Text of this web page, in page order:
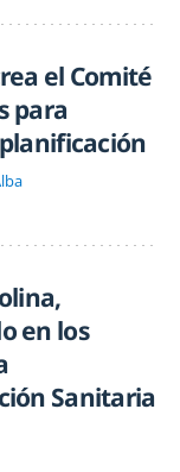
el Comité
para
en los
Sanitaria